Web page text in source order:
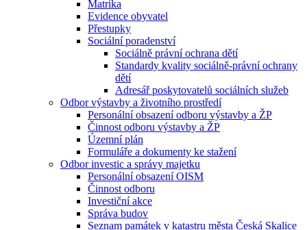
Matrika
Evidence obyvatel
Přestupky
Sociální poradenství
Sociálně právní ochrana dětí
Standardy kvality sociálně-právní ochrany
dětí
Adresář poskytovatelů sociálních služeb
Odbor výstavby a životního prostředí
Personální obsazení odboru výstavby a ŽP
Činnost odboru výstavby a ŽP
Územní plán
Formuláře a dokumenty ke stažení
Odbor investic a správy majetku
Personální obsazení OISM
Činnost odboru
Investiční akce
Správa budov
Seznam památek v katastru města Česká Skalice